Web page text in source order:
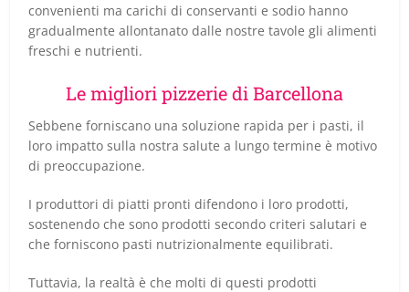
convenienti ma carichi di conservanti e sodio hanno
gradualmente allontanato dalle nostre tavole gli alimenti
freschi e nutrienti.
Le migliori pizzerie di Barcellona
Sebbene forniscano una soluzione rapida per i pasti, il
loro impatto sulla nostra salute a lungo termine è motivo
di preoccupazione.
I produttori di piatti pronti difendono i loro prodotti,
sostenendo che sono prodotti secondo criteri salutari e
che forniscono pasti nutrizionalmente equilibrati.
Tuttavia, la realtà è che molti di questi prodotti